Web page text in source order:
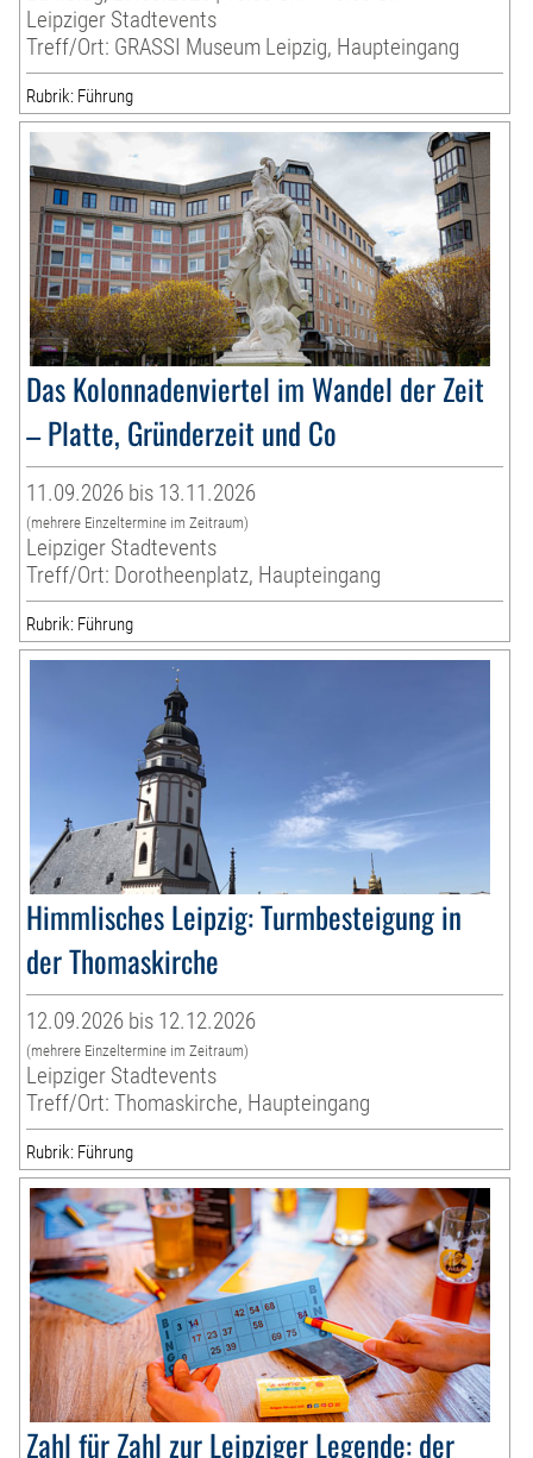
Leipziger Stadtevents
Treff/Ort: GRASSI Museum Leipzig, Haupteingang
Rubrik: Führung
Das Kolonnadenviertel im Wandel der Zeit
– Platte, Gründerzeit und Co
11.09.2026 bis 13.11.2026
(mehrere Einzeltermine im Zeitraum)
Leipziger Stadtevents
Treff/Ort: Dorotheenplatz, Haupteingang
Rubrik: Führung
Himmlisches Leipzig: Turmbesteigung in
der Thomaskirche
12.09.2026 bis 12.12.2026
(mehrere Einzeltermine im Zeitraum)
Leipziger Stadtevents
Treff/Ort: Thomaskirche, Haupteingang
Rubrik: Führung
Zahl für Zahl zur Leipziger Legende: der